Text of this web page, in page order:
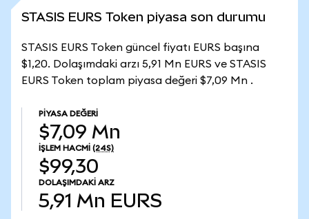
STASIS EURS Token piyasa son durumu
STASIS EURS Token güncel fiyatı EURS başına
$1,20. Dolaşımdaki arzı 5,91 Mn EURS ve STASIS
EURS Token toplam piyasa değeri $7,09 Mn .
PIYASA DEĞERI
$7,09 Mn
İŞLEM HACMI (24S)
$99,30
DOLAŞIMDAKI ARZ
5,91 Mn EURS